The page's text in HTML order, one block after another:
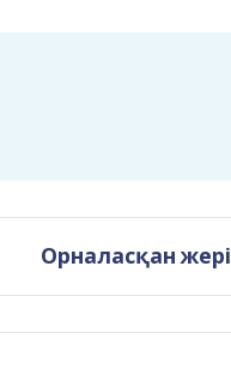
Орналасқан жері